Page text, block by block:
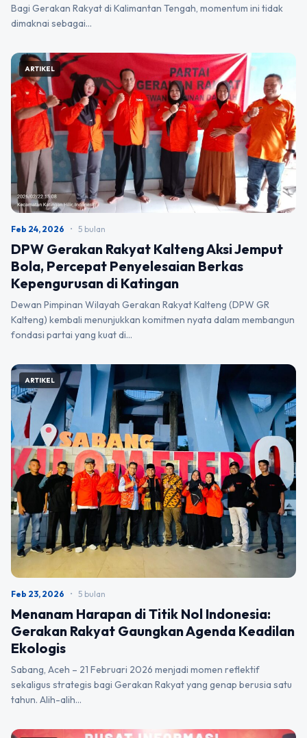
Bagi Gerakan Rakyat di Kalimantan Tengah, momentum ini tidak
dimaknai sebagai…
ARTIKEL
Feb 24, 2026 • 5 bulan
DPW Gerakan Rakyat Kalteng Aksi Jemput
Bola, Percepat Penyelesaian Berkas
Kepengurusan di Katingan
Dewan Pimpinan Wilayah Gerakan Rakyat Kalteng (DPW GR
Kalteng) kembali menunjukkan komitmen nyata dalam membangun
fondasi partai yang kuat di…
ARTIKEL
Feb 23, 2026 • 5 bulan
Menanam Harapan di Titik Nol Indonesia:
Gerakan Rakyat Gaungkan Agenda Keadilan
Ekologis
Sabang, Aceh – 21 Februari 2026 menjadi momen reflektif
sekaligus strategis bagi Gerakan Rakyat yang genap berusia satu
tahun. Alih-alih…